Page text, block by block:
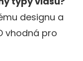
designu a
vhodná pro